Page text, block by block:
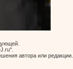
автора или редакции.